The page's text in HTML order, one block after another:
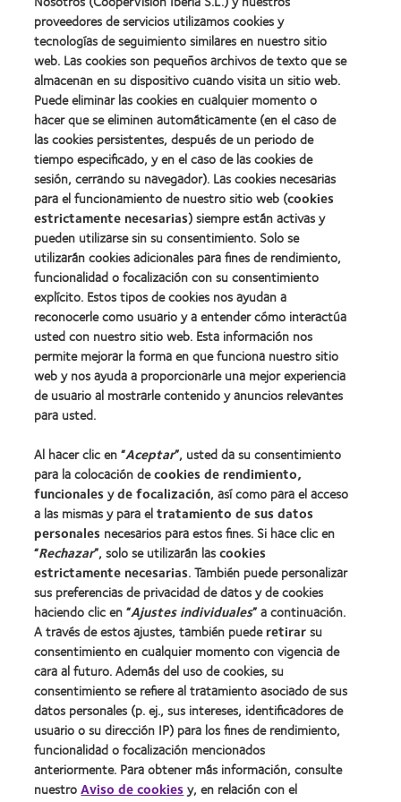
about
2012:
Premio
Manufacturing
Leadership
100
(ML
100)
(2012)
2012
Premio
internacional
REBRAND
100®
(2012)
Learn
more
about
Premio
de
la
Industria
de
la
BCLA
Nuestros productos
Encuentre su lente
Tecnología para lentes de contacto
Lentes de contacto y visión
Usuario experimentado
Blog
Sobre nosotros
Carreras
Noticias
Contacto
Legal
Política de privacidad
Aviso Legal
Aviso de cookies
Condiciones del servicio
proveedores de servicios utilizamos cookies y
tecnologías de seguimiento similares en nuestro sitio
web. Las cookies son pequeños archivos de texto que se
almacenan en su dispositivo cuando visita un sitio web.
Puede eliminar las cookies en cualquier momento o
hacer que se eliminen automáticamente (en el caso de
las cookies persistentes, después de un periodo de
tiempo especificado, y en el caso de las cookies de
sesión, cerrando su navegador). Las cookies necesarias
para el funcionamiento de nuestro sitio web (cookies
estrictamente necesarias) siempre están activas y
pueden utilizarse sin su consentimiento. Solo se
utilizarán cookies adicionales para fines de rendimiento,
funcionalidad o focalización con su consentimiento
explícito. Estos tipos de cookies nos ayudan a
reconocerle como usuario y a entender cómo interactúa
usted con nuestro sitio web. Esta información nos
permite mejorar la forma en que funciona nuestro sitio
web y nos ayuda a proporcionarle una mejor experiencia
de usuario al mostrarle contenido y anuncios relevantes
para usted.
Al hacer clic en “Aceptar”, usted da su consentimiento
para la colocación decookies de rendimiento,
funcionalesyde focalización, así como para el acceso
a las mismas y para eltratamiento de sus datos
personales necesarios para estos fines. Si hace clic en
“Rechazar”, solo se utilizarán lascookies
estrictamente necesarias. También puede personalizar
sus preferencias de privacidad de datos y de cookies
haciendo clic en “Ajustes individuales” a continuación.
A través de estos ajustes, también puederetirarsu
consentimiento en cualquier momento con vigencia de
cara al futuro. Además del uso de cookies, su
consentimiento se refiere al tratamiento asociado de sus
datos personales (p. ej., sus intereses, identificadores de
usuario o su dirección IP) para los fines de rendimiento,
funcionalidad o focalización mencionados
anteriormente. Para obtener más información, consulte
nuestroAviso de cookiesy, en relación con el